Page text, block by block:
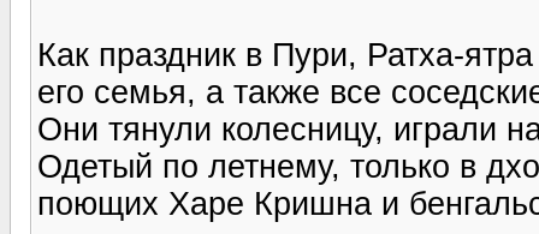
Как праздник в Пури, Ратха-
его семья, а также все
Они тянули колесницу, играли
Одетый по летнему, только в
поющих Харе Кришна и